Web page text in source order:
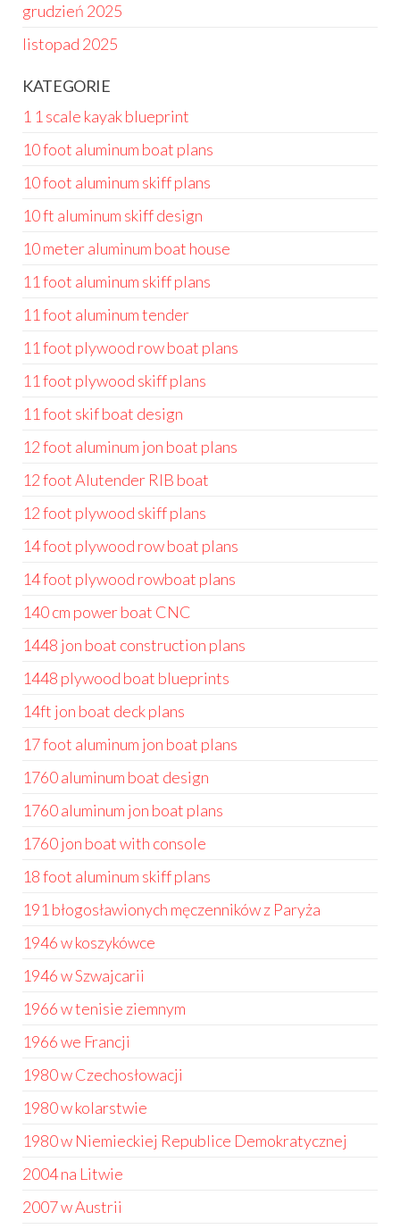
grudzień 2025
listopad 2025
KATEGORIE
1 1 scale kayak blueprint
10 foot aluminum boat plans
10 foot aluminum skiff plans
10 ft aluminum skiff design
10 meter aluminum boat house
11 foot aluminum skiff plans
11 foot aluminum tender
11 foot plywood row boat plans
11 foot plywood skiff plans
11 foot skif boat design
12 foot aluminum jon boat plans
12 foot Alutender RIB boat
12 foot plywood skiff plans
14 foot plywood row boat plans
14 foot plywood rowboat plans
140 cm power boat CNC
1448 jon boat construction plans
1448 plywood boat blueprints
14ft jon boat deck plans
17 foot aluminum jon boat plans
1760 aluminum boat design
1760 aluminum jon boat plans
1760 jon boat with console
18 foot aluminum skiff plans
191 błogosławionych męczenników z Paryża
1946 w koszykówce
1946 w Szwajcarii
1966 w tenisie ziemnym
1966 we Francji
1980 w Czechosłowacji
1980 w kolarstwie
1980 w Niemieckiej Republice Demokratycznej
2004 na Litwie
2007 w Austrii